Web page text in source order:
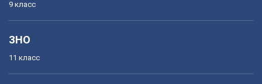
9 класс
ЗНО
11 класс